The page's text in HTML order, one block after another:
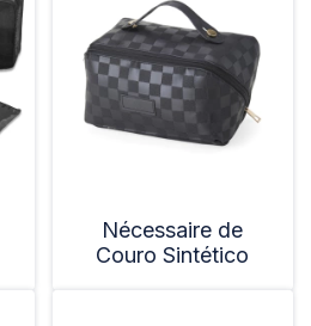
Nécessaire de
Couro Sintético